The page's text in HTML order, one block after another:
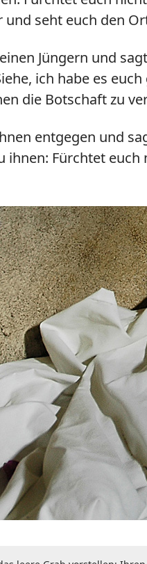
seht euch den
Jüngern und
ich habe es
die Botschaft zu
entgegen und
ihnen: Fürchtet